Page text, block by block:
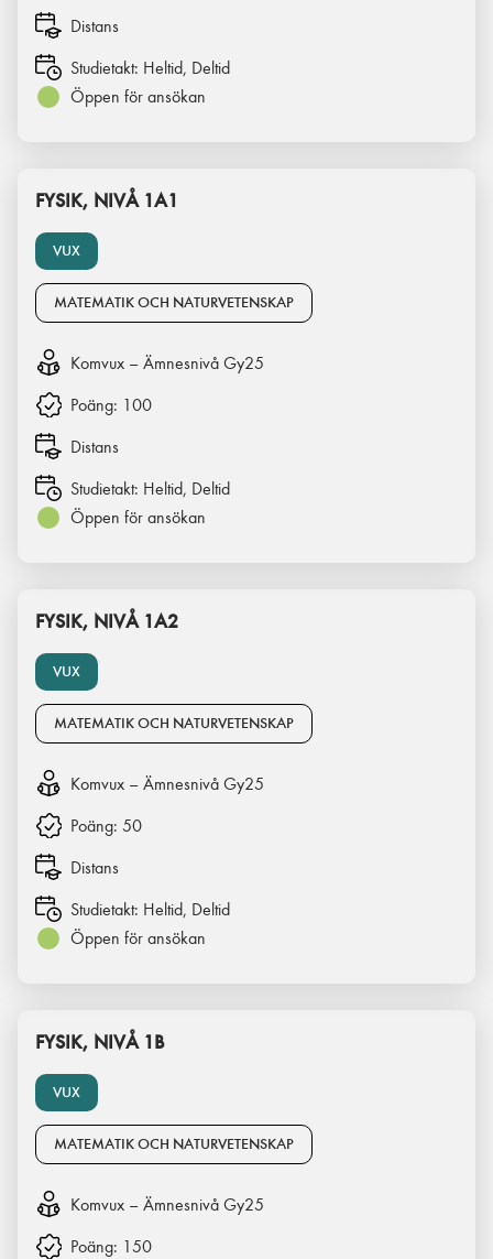
Distans
Studietakt: Heltid, Deltid
Öppen för ansökan
VUX
FYSIK, NIVÅ 1A1
MATEMATIK OCH NATURVETENSKAP
Komvux – Ämnesnivå Gy25
Poäng: 100
Distans
Studietakt: Heltid, Deltid
Öppen för ansökan
VUX
FYSIK, NIVÅ 1A2
MATEMATIK OCH NATURVETENSKAP
Komvux – Ämnesnivå Gy25
Poäng: 50
Distans
Studietakt: Heltid, Deltid
Öppen för ansökan
VUX
FYSIK, NIVÅ 1B
MATEMATIK OCH NATURVETENSKAP
Komvux – Ämnesnivå Gy25
Poäng: 150